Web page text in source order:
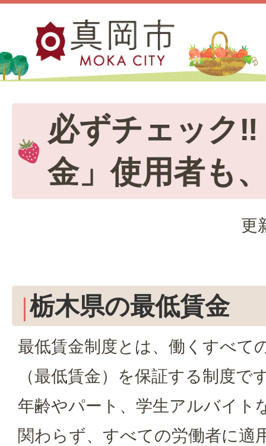
必ずチェック
金」使用者も
更
栃木県の最低賃金
最低賃金制度とは、働くすべて
（最低賃金）を保証する制度で
年齢やパート、学生アルバイト
関わらず、すべての労働者に適